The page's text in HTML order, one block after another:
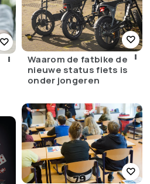
Waarom de fatbike de
nieuwe status fiets is
onder jongeren